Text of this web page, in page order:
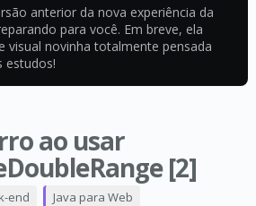
anterior da nova experiência da
para você. Em breve, ela
visual novinha totalmente pensada
estudos!
ao usar
[2]
end Java para Web